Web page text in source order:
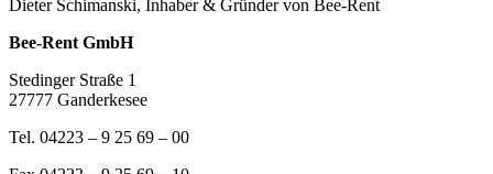
Dieter Schimanski, Inhaber & Gründer von Bee-Rent
Bee-Rent GmbH
Stedinger Straße 1
27777 Ganderkesee
Tel. 04223 – 9 25 69 – 00